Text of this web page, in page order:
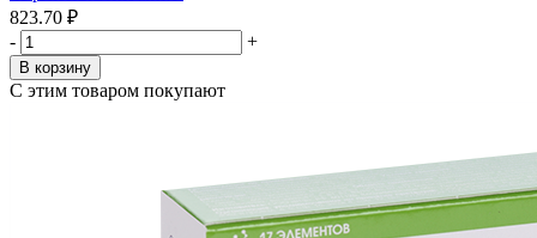
823.70 ₽
-
+
В корзину
С этим товаром покупают